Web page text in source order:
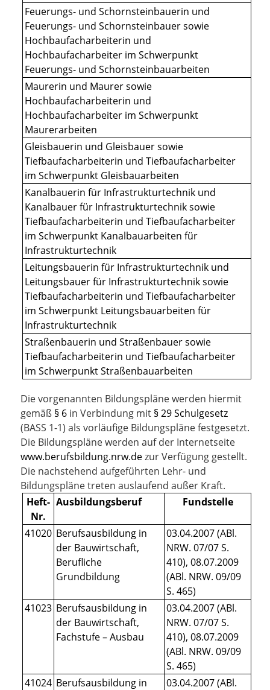
Feuerungs- und Schornsteinbauerin und
Feuerungs- und Schornsteinbauer sowie
Hochbaufacharbeiterin und
Hochbaufacharbeiter im Schwerpunkt
Feuerungs- und Schornsteinbauarbeiten
Maurerin und Maurer sowie
Hochbaufacharbeiterin und
Hochbaufacharbeiter im Schwerpunkt
Maurerarbeiten
Gleisbauerin und Gleisbauer sowie
Tiefbaufacharbeiterin und Tiefbaufacharbeiter
im Schwerpunkt Gleisbauarbeiten
Kanalbauerin für Infrastrukturtechnik und
Kanalbauer für Infrastrukturtechnik sowie
Tiefbaufacharbeiterin und Tiefbaufacharbeiter
im Schwerpunkt Kanalbauarbeiten für
Infrastrukturtechnik
Leitungsbauerin für Infrastrukturtechnik und
Leitungsbauer für Infrastrukturtechnik sowie
Tiefbaufacharbeiterin und Tiefbaufacharbeiter
im Schwerpunkt Leitungsbauarbeiten für
Infrastrukturtechnik
Straßenbauerin und Straßenbauer sowie
Tiefbaufacharbeiterin und Tiefbaufacharbeiter
im Schwerpunkt Straßenbauarbeiten
Die vorgenannten Bildungspläne werden hiermit
gemäß § 6 in Verbindung mit § 29 Schulgesetz
(BASS 1-1) als vorläufige Bildungspläne festgesetzt.
Die Bildungspläne werden auf der Internetseite
www.berufsbildung.nrw.dezur Verfügung gestellt.
Die nachstehend aufgeführten Lehr- und
Bildungspläne treten auslaufend außer Kraft.
Heft-
Nr.
Ausbildungsberuf Fundstelle
41020 Berufsausbildung in
der Bauwirtschaft,
Berufliche
Grundbildung
03.04.2007 (ABl.
NRW. 07/07 S.
410), 08.07.2009
(ABl. NRW. 09/09
S. 465)
41023 Berufsausbildung in
der Bauwirtschaft,
Fachstufe – Ausbau
03.04.2007 (ABl.
NRW. 07/07 S.
410), 08.07.2009
(ABl. NRW. 09/09
S. 465)
41024 Berufsausbildung in
03.04.2007 (ABl.